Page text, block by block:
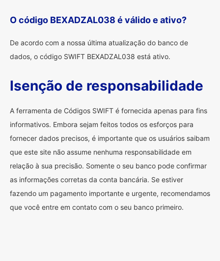
O código BEXADZAL038 é válido e ativo?
De acordo com a nossa última atualização do banco de
dados, o código SWIFT BEXADZAL038 está ativo.
Isenção de responsabilidade
A ferramenta de Códigos SWIFT é fornecida apenas para fins
informativos. Embora sejam feitos todos os esforços para
fornecer dados precisos, é importante que os usuários saibam
que este site não assume nenhuma responsabilidade em
relação à sua precisão. Somente o seu banco pode confirmar
as informações corretas da conta bancária. Se estiver
fazendo um pagamento importante e urgente, recomendamos
que você entre em contato com o seu banco primeiro.